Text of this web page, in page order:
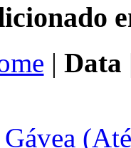
| Data
Gávea